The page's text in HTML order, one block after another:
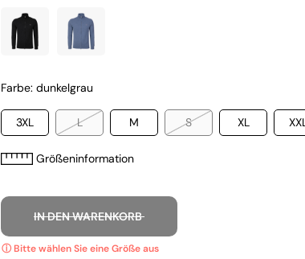
Farbe: dunkelgrau
3XL L M S XL
Größeninformation
IN DEN WARENKORB